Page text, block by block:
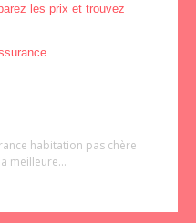
les prix et trouvez
habitation pas chère
meilleure...